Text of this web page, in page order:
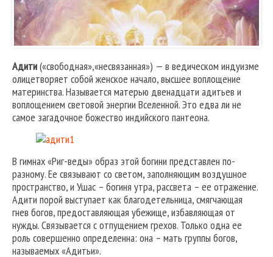
Адити(«свободная»,«несвязанная») — в ведическом индуизме
олицетворяет собой женское начало, высшее воплощение
материнства. Называется матерью двенадцати адитьев и
воплощением световой энергии Вселенной. Это едва ли не
самое загадочное божество индийского пантеона.
В гимнах «Риг-веды» образ этой богини представлен по-
разному. Ее связывают со светом, заполняющим воздушное
пространство, и Ушас – богиня утра, рассвета – ее отражение.
Адити порой выступает как благодетельница, смягчающая
гнев богов, предоставляющая убежище, избавляющая от
нужды. Связывается с отпущением грехов. Только одна ее
роль совершенно определенна: она – мать группы богов,
называемых «Адитьи».